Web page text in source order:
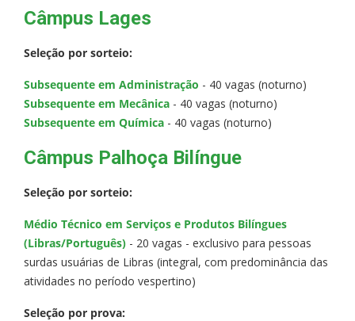
Câmpus Lages
Seleção por sorteio:
Subsequente em Administração - 40 vagas (noturno)
Subsequente em Mecânica - 40 vagas (noturno)
Subsequente em Química - 40 vagas (noturno)
Câmpus Palhoça Bilíngue
Seleção por sorteio:
Médio Técnico em Serviços e Produtos Bilíngues
(Libras/Português) - 20 vagas - exclusivo para pessoas
surdas usuárias de Libras (integral, com predominância das
atividades no período vespertino)
Seleção por prova: